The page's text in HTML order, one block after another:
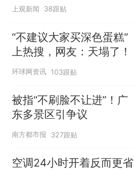
寻味
上观新闻 38跟贴
“不建议大家买深色蛋糕”
上热搜，网友：天塌了！
环球网资讯 103跟贴
被指“不刷脸不让进”！广
东多景区引争议
南方都市报 327跟贴
空调24小时开着反而更省